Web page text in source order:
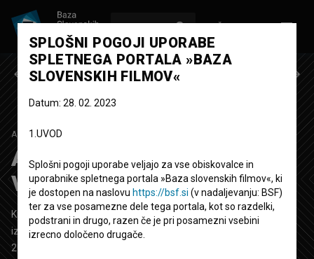
Prejšnja epizoda
ALBERTOV LOV NA ZAKLAD
Albertov lov na zaklad:
Vreme
Kratka dokumentarno-igrana TV oddaja
20'
izobraževalni, otroški
2024
SPLOŠNI POGOJI UPORABE
SPLETNEGA PORTALA »BAZA
SLOVENSKIH FILMOV«
Datum: 28. 02. 2023
1.UVOD
Splošni pogoji uporabe veljajo za vse obiskovalce in
uporabnike spletnega portala »Baza slovenskih filmov«, ki
je dostopen na naslovu https://bsf.si (v nadaljevanju: BSF)
ter za vse posamezne dele tega portala, kot so razdelki,
podstrani in drugo, razen če je pri posamezni vsebini
izrecno določeno drugače.